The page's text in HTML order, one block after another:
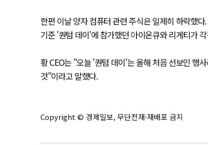
한편 이날 양자 컴퓨터 관련 주식은 일제히 하락했
기준 '퀀텀 데이'에 참가했던 아이온큐와 리게티가
황 CEO는 "오늘 '퀀텀 데이'는 올해 처음 선보인 행
것"이라고 말했다.
Copyright © 경제일보, 무단전재·재배포 금지